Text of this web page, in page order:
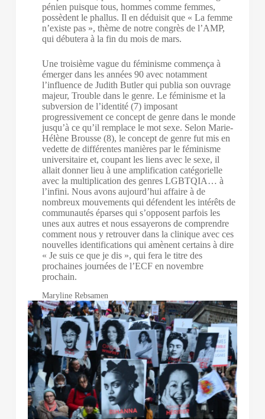
pénien puisque tous, hommes comme femmes,
possèdent le phallus. Il en déduisit que « La femme
n’existe pas », thème de notre congrès de l’AMP,
qui débutera à la fin du mois de mars.
Une troisième vague du féminisme commença à
émerger dans les années 90 avec notamment
l’influence de Judith Butler qui publia son ouvrage
majeur, Trouble dans le genre. Le féminisme et la
subversion de l’identité (7) imposant
progressivement ce concept de genre dans le monde
jusqu’à ce qu’il remplace le mot sexe. Selon Marie-
Hélène Brousse (8), le concept de genre fut mis en
vedette de différentes manières par le féminisme
universitaire et, coupant les liens avec le sexe, il
allait donner lieu à une amplification catégorielle
avec la multiplication des genres LGBTQIA… à
l’infini. Nous avons aujourd’hui affaire à de
nombreux mouvements qui défendent les intérêts de
communautés éparses qui s’opposent parfois les
unes aux autres et nous essayerons de comprendre
comment nous y retrouver dans la clinique avec ces
nouvelles identifications qui amènent certains à dire
« Je suis ce que je dis », qui fera le titre des
prochaines journées de l’ECF en novembre
prochain.
Maryline Rebsamen